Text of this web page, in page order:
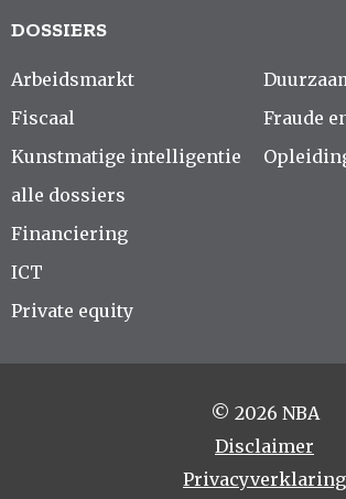
DOSSIERS
Arbeidsmarkt
Fiscaal
Kunstmatige intelligentie
alle dossiers
Fraude
Financiering
ICT
Private equity
© 2026 NBA
Disclaimer
Privacyverklaring